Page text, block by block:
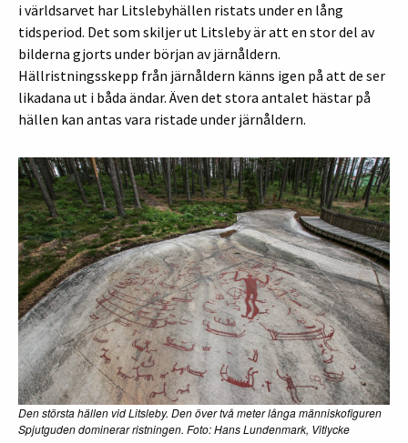
i världsarvet har Litslebyhällen ristats under en lång
tidsperiod. Det som skiljer ut Litsleby är att en stor del av
bilderna gjorts under början av järnåldern.
Hällristningsskepp från järnåldern känns igen på att de ser
likadana ut i båda ändar. Även det stora antalet hästar på
hällen kan antas vara ristade under järnåldern.
Den största hällen vid Litsleby. Den över två meter långa människofiguren
Spjutguden dominerar ristningen. Foto: Hans Lundenmark, Vitlycke